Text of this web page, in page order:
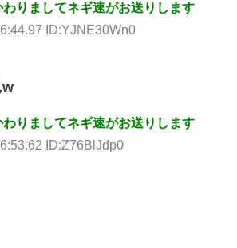
わりましてネギ速がお送りします
ID:YJNE30Wn0
w
わりましてネギ速がお送りします
ID:Z76BlJdp0